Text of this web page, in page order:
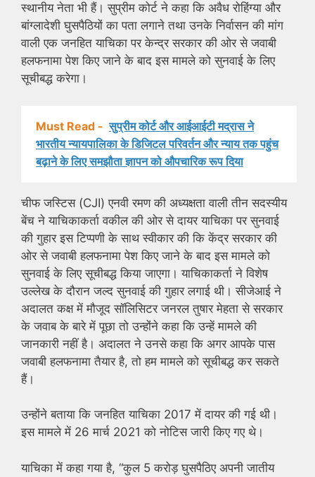
स्थानीय नेता भी हैं। सुप्रीम कोर्ट ने कहा कि अवैध रोहिंग्या और
बांग्लादेशी घुसपैठियों का पता लगाने तथा उनके निर्वासन की मांग
वाली एक जनहित याचिका पर केन्द्र सरकार की ओर से जवाबी
हलफनामा पेश किए जाने के बाद इस मामले को सुनवाई के लिए
सूचीबद्ध करेगा।
Must Read - सुप्रीम कोर्ट और आईआईटी मद्रास ने
भारतीय न्यायपालिका के डिजिटल परिवर्तन और न्याय तक पहुंच
बढ़ाने के लिए समझौता ज्ञापन को औपचारिक रूप दिया
चीफ जस्टिस (CJI) एनवी रमण की अध्यक्षता वाली तीन सदस्यीय
बेंच ने याचिकाकर्ता वकील की ओर से दायर याचिका पर सुनवाई
की गुहार इस टिप्पणी के साथ स्वीकार की कि केंद्र सरकार की
ओर से जवाबी हलफनामा पेश किए जाने के बाद इस मामले को
सुनवाई के लिए सूचीबद्ध किया जाएगा। याचिकाकर्ता ने विशेष
उल्लेख के दौरान जल्द सुनवाई की गुहार लगाई थी। सीजेआई ने
अदालत कक्ष में मौजूद सॉलिसिटर जनरल तुषार मेहता से सरकार
के जवाब के बारे में पूछा तो उन्होंने कहा कि उन्हें मामले की
जानकारी नहीं है। अदालत ने उनसे कहा कि अगर आपके पास
जवाबी हलफनामा तैयार है, तो हम मामले को सूचीबद्ध कर सकते
हैं।
उन्होंने बताया कि जनहित याचिका 2017 में दायर की गई थी।
इस मामले में 26 मार्च 2021 को नोटिस जारी किए गए थे।
याचिका में कहा गया है, “कुल 5 करोड़ घुसपैठिए अपनी जातीय